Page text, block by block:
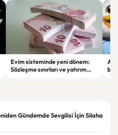
Evim sisteminde yeni dönem:
Sözleşme sınırları ve yatırım
Gündemde Sevgilisi İçin Silaha